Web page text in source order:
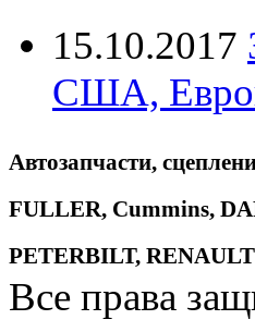
15.10.2017
США,
Автозапчасти,
FULLER, Cummins,
PETERBILT,
Все права